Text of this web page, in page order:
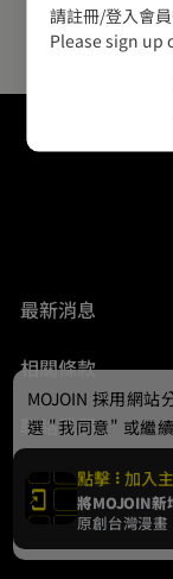
最新消息
相關條款
聯絡我們
© 2024
點擊 加入
將MOJOIN新
原創台灣漫畫
MOJOIN 採用網站
選 "我同意" 或繼
Cookie，欲瞭解更
請註冊/登入會
Please sign up